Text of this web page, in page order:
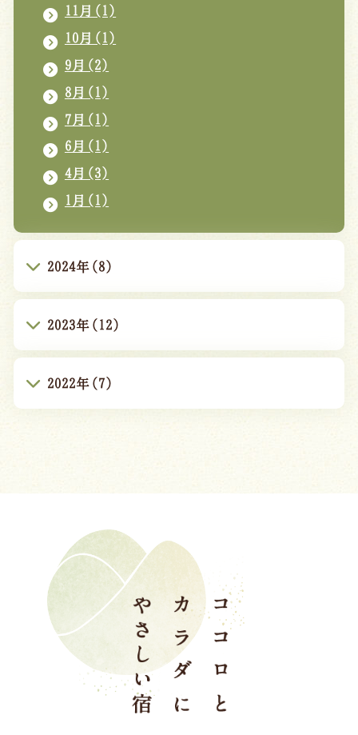
11月(1)
10月(1)
9月(2)
8月(1)
7月(1)
6月(1)
4月(3)
1月(1)
2024年(8)
2023年(12)
2022年(7)